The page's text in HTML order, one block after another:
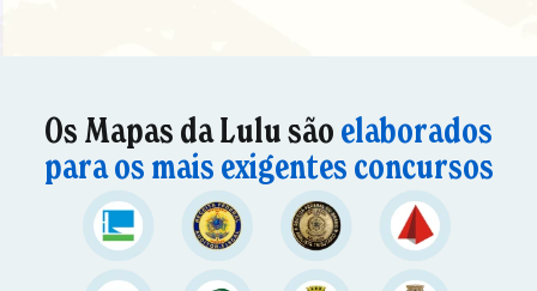
Os Mapas da Lulu são elaborados
para os mais exigentes concursos